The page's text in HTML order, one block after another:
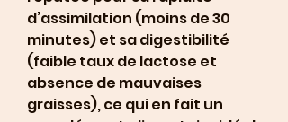
d’assimilation (moins de 30
minutes) et sa digestibilité
(faible taux de lactose et
absence de mauvaises
graisses), ce qui en fait un